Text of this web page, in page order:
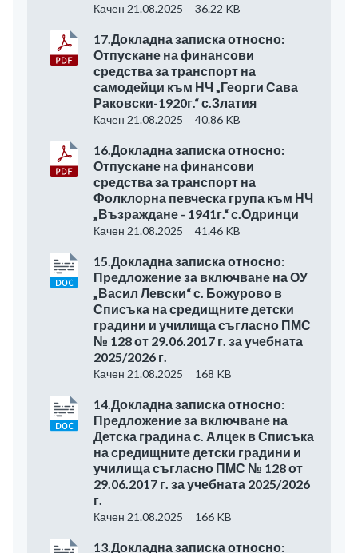
Качен 21.08.2025 36.22 KB
17.Докладна записка относно:
Отпускане на финансови
средства за транспорт на
самодейци към НЧ „Георги Сава
Раковски-1920г.“ с.Златия
Качен 21.08.2025 40.86 KB
16.Докладна записка относно:
Отпускане на финансови
средства за транспорт на
Фолклорна певческа група към НЧ
„Възраждане - 1941г.“ с.Одринци
Качен 21.08.2025 41.46 KB
15.Докладна записка относно:
Предложение за включване на ОУ
„Васил Левски“ с. Божурово в
Списъка на средищните детски
градини и училища съгласно ПМС
№ 128 от 29.06.2017 г. за учебната
2025/2026 г.
Качен 21.08.2025 168 KB
14.Докладна записка относно:
Предложение за включване на
Детска градина с. Алцек в Списъка
на средищните детски градини и
училища съгласно ПМС № 128 от
29.06.2017 г. за учебната 2025/2026
г.
Качен 21.08.2025 166 KB
13.Докладна записка относно: